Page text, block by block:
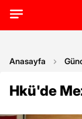
Anasayfa
Hkü'de